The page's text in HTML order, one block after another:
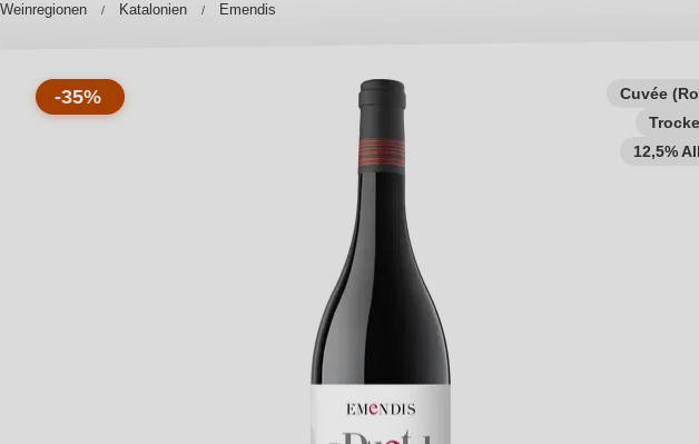
Weinregionen Katalonien Emendis
Cuvée
12,5%
-35%
Beschreiben Sie, welchen Wein Sie
Rebsorte,